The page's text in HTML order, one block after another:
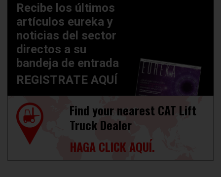
Recibe los últimos
artículos eureka y
noticias del sector
directos a su
bandeja de entrada
REGISTRATE AQUÍ
Find your nearest CAT Lift
Truck Dealer
HAGA CLICK AQUÍ.